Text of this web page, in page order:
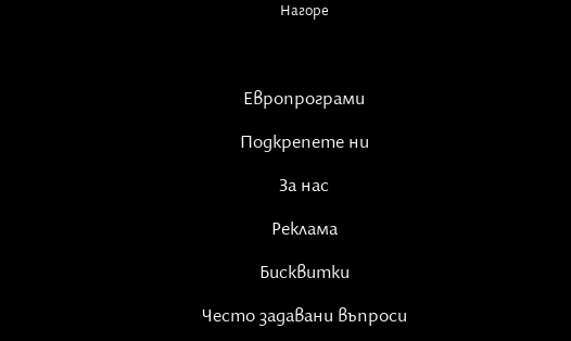
Нагоре
Европрограми
Подкрепете ни
За нас
Реклама
Бисквитки
Често задавани въпроси